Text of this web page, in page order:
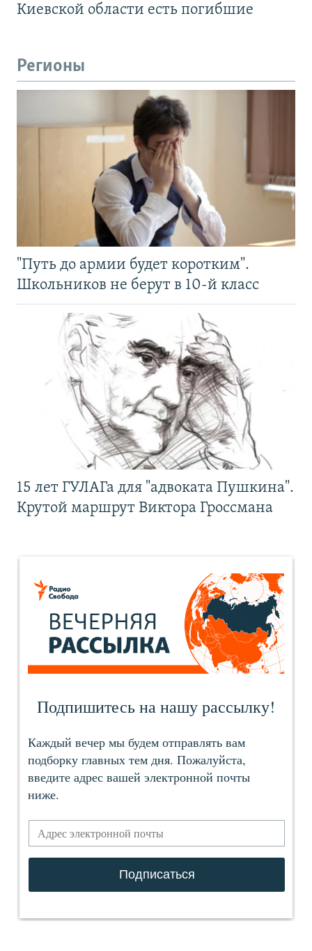
Киевской области есть погибшие
Регионы
"Путь до армии будет коротким".
Школьников не берут в 10-й класс
15 лет ГУЛАГа для "адвоката Пушкина".
Крутой маршрут Виктора Гроссмана